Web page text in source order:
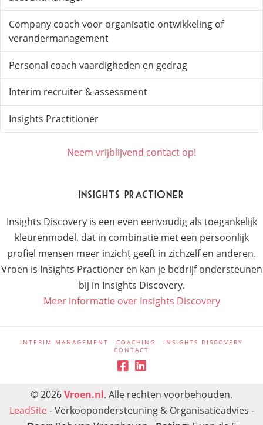
Company coach voor organisatie ontwikkeling of
verandermanagement
Personal coach vaardigheden en gedrag
Interim recruiter & assessment
Insights Practitioner
Neem vrijblijvend contact op!
Insights Practioner
Insights Discovery is een even eenvoudig als toegankelijk
kleurenmodel, dat in combinatie met een persoonlijk
profiel mensen meer inzicht geeft in zichzelf en anderen.
Vroen is Insights Practioner en kan je bedrijf ondersteunen
bij in Insights Discovery.
Meer informatie over Insights Discovery
INTERIM MANAGEMENT COACHING
INSIGHTS DISCOVERY
CONTACT
© 2026Vroen.nl. Alle rechten voorbehouden.
LeadSite -Verkoopondersteuning & Organisatieadvies -